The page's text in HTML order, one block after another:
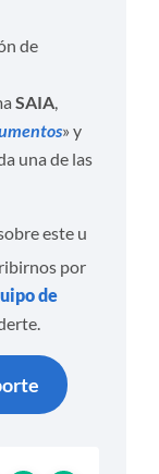
de
SAIA,
» y
una de las
este u
por
de